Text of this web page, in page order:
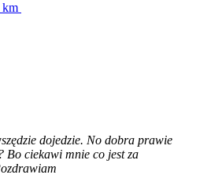
km
dojedzie. No dobra prawie
Bo ciekawi mnie co jest za